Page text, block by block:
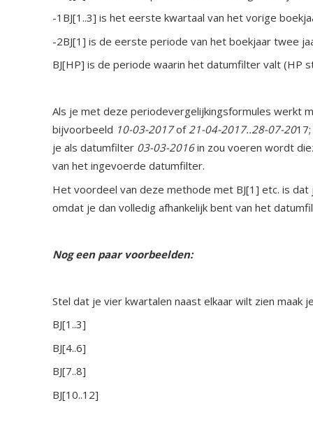
-1BJ[1..3] is het eerste kwartaal van het vorige
-2BJ[1] is de eerste periode van het boekjaar twee
BJ[HP] is de periode waarin het datumfilter valt (HP
Als je met deze periodevergelijkingsformules werkt
bijvoorbeeld 10-03-2017of21-04-2017..28-07-20
je als datumfilter 03-03-2016in zou voeren wordt
van het ingevoerde datumfilter.
Het voordeel van deze methode met BJ[1] etc. is
omdat je dan volledig afhankelijk bent van het
Nog een paar voorbeelden:
Stel dat je vier kwartalen naast elkaar wilt zien maak
BJ[1..3]
BJ[4..6]
BJ[7..8]
BJ[10..12]